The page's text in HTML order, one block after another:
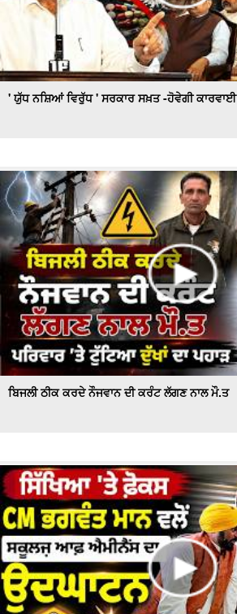
' ਯੁੱਧ ਨਸ਼ਿਆਂ ਵਿਰੁੱਧ ' ਸਰਕਾਰ ਸਖ਼ਤ -ਹੋਵੇਗੀ ਕਾਰਵਾਈ
ਬਿਜਲੀ ਠੀਕ ਕਰਦੇ ਨੌਜਵਾਨ ਦੀ ਕਰੰਟ ਲੱਗਣ ਨਾਲ ਮੌ.ਤ